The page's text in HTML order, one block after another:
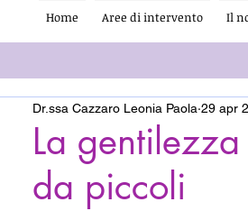
Home Aree di intervento Il
La
da piccoli
Dr.ssa Cazzaro Leonia Paola 29 apr